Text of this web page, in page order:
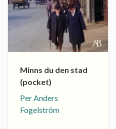
Minns du den stad
(pocket)
Per Anders
Fogelström